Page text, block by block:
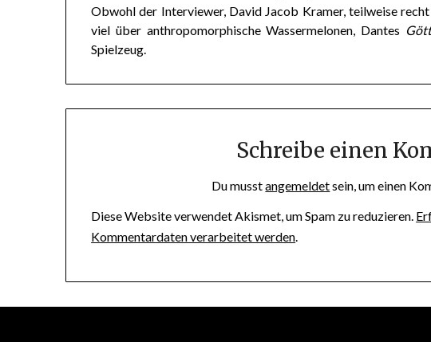
Obwohl der Interviewer, David Jacob Kramer, teilweise
viel über anthropomorphische Wassermelonen, Dantes
Spielzeug.
Schreibe einen
Du musstangemeldetsein, um einen
Diese Website verwendet Akismet, um Spam zu reduzieren.
Kommentardaten verarbeitet werden